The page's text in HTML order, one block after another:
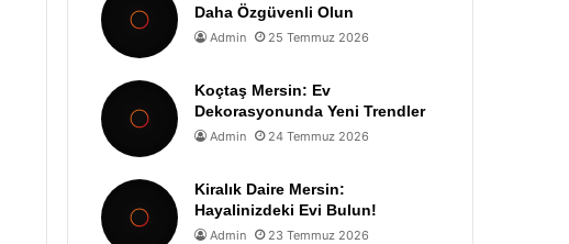
Daha Özgüvenli Olun
Admin 25 Temmuz 2026
Koçtaş Mersin: Ev
Dekorasyonunda Yeni Trendler
Admin 24 Temmuz 2026
Kiralık Daire Mersin:
Hayalinizdeki Evi Bulun!
Admin 23 Temmuz 2026